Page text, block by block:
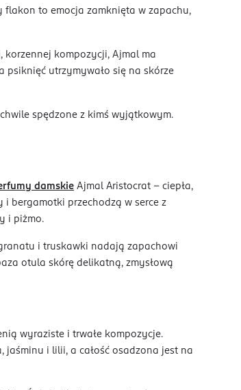
flakon to emocja zamknięta w zapachu,
korzennej kompozycji, Ajmal ma
psiknięć utrzymywało się na skórze
spędzone z kimś wyjątkowym.
damskie Ajmal Aristocrat – ciepła,
bergamotki przechodzą w serce z
i piżmo.
i truskawki nadają zapachowi
otula skórę delikatną, zmysłową
wyraziste i trwałe kompozycje.
jaśminu i lilii, a całość osadzona jest na